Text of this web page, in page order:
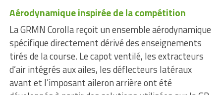
Aérodynamique inspirée de la compétition
La GRMN Corolla reçoit un ensemble aérodynamique
spécifique directement dérivé des enseignements
tirés de la course. Le capot ventilé, les extracteurs
d’air intégrés aux ailes, les déflecteurs latéraux
avant et l’imposant aileron arrière ont été